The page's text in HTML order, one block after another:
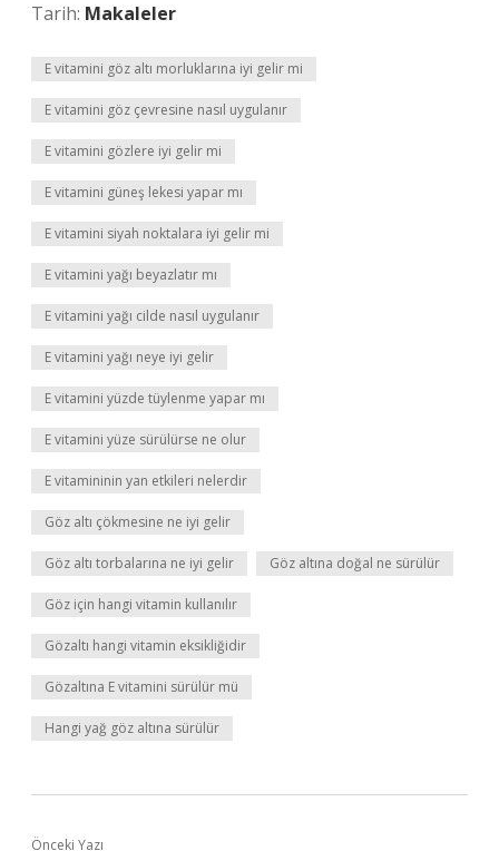
Tarih: Makaleler
E vitamini göz altı morluklarına iyi gelir mi
E vitamini göz çevresine nasıl uygulanır
E vitamini gözlere iyi gelir mi
E vitamini güneş lekesi yapar mı
E vitamini siyah noktalara iyi gelir mi
E vitamini yağı beyazlatır mı
E vitamini yağı cilde nasıl uygulanır
E vitamini yağı neye iyi gelir
E vitamini yüzde tüylenme yapar mı
E vitamini yüze sürülürse ne olur
E vitamininin yan etkileri nelerdir
Göz altı çökmesine ne iyi gelir
Göz altı torbalarına ne iyi gelir Göz altına doğal ne sürülür
Göz için hangi vitamin kullanılır
Gözaltı hangi vitamin eksikliğidir
Gözaltına E vitamini sürülür mü
Hangi yağ göz altına sürülür
Önceki Yazı